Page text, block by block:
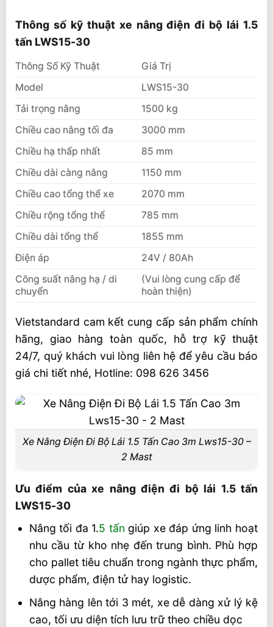
Thông số kỹ thuật xe nâng điện đi bộ lái 1.5
tấn LWS15-30
Thông Số Kỹ Thuật
Giá Trị
Model
LWS15-30
Tải trọng nâng
1500 kg
Chiều cao nâng tối đa
3000 mm
Chiều hạ thấp nhất
85 mm
Chiều dài càng nâng
1150 mm
Chiều cao tổng thể xe
2070 mm
Chiều rộng tổng thể
785 mm
Chiều dài tổng thể
1855 mm
Điện áp
24V / 80Ah
Công suất nâng hạ / di
chuyển
(Vui lòng cung cấp để
hoàn thiện)
Vietstandard cam kết cung cấp sản phẩm chính
hãng, giao hàng toàn quốc, hỗ trợ kỹ thuật
24/7, quý khách vui lòng liên hệ để yêu cầu báo
giá chi tiết nhé, Hotline: 098 626 3456
Xe Nâng Điện Đi Bộ Lái 1.5 Tấn Cao 3m Lws15-30 –
2 Mast
Ưu điểm của xe nâng điện đi bộ lái 1.5 tấn
LWS15-30
Nâng tối đa 1.5 tấn giúp xe đáp ứng linh hoạt
nhu cầu từ kho nhẹ đến trung bình. Phù hợp
cho pallet tiêu chuẩn trong ngành thực phẩm,
dược phẩm, điện tử hay logistic.
Nâng hàng lên tới 3 mét, xe dễ dàng xử lý kệ
cao, tối ưu diện tích lưu trữ theo chiều dọc